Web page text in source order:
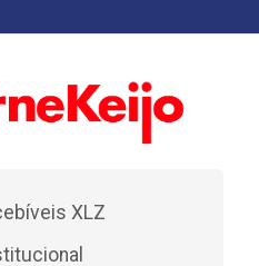
XLZ